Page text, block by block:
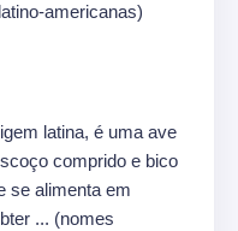
americanas)
latina, é uma ave
comprido e bico
se alimenta em
... (nomes